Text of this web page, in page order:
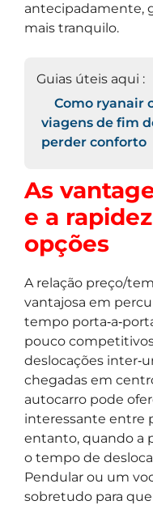
antecipadamente,
mais tranquilo.
Guias úteis aqui :
Como ryanair
viagens de fim
perder conforto
As
e a
opções
A relação preço/
vantajosa em
tempo
pouco
deslocações
chegadas em
autocarro pode
interessante entre
entanto, quando a
o tempo de
Pendular ou um
sobretudo para